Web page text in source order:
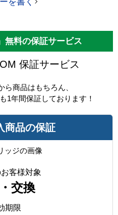
無料の保証サービス
保証サービス
ら商品はもちろん、
1年間保証しております！
商品の保証
客様対象
交換
期限